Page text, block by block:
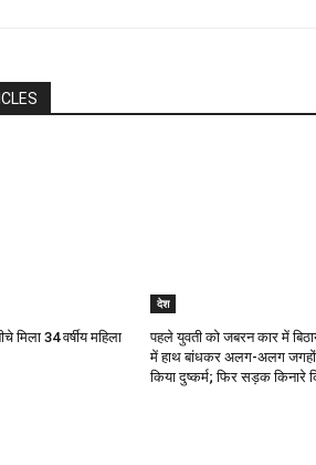
मिला 34 वर्षीय महिला
देश
पहले युवती को जबरन कार में
में हाथ बांधकर अलग-अलग
किया दुष्कर्म; फिर सड़क किनारे